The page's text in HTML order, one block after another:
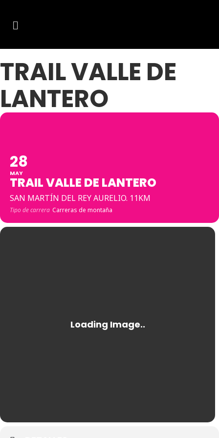
TRAIL VALLE DE
LANTERO
28
MAY
TRAIL VALLE DE LANTERO
SAN MARTÍN DEL REY AURELIO. 11KM
Tipo de carrera Carreras de montaña